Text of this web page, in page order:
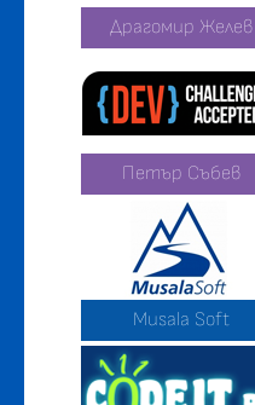
Драгомир Желев
Петър Събев
Musala Soft